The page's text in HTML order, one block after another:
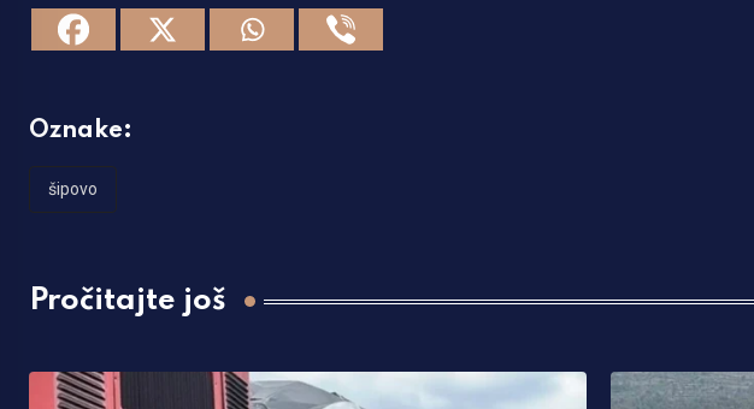
Oznake:
šipovo
Pročitajte još